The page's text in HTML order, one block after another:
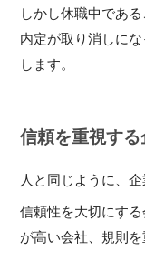
しかし休職中であ
内定が取り消しに
します。
信頼を重視す
人と同じように、
信頼性を大切にす
が高い会社、規則を